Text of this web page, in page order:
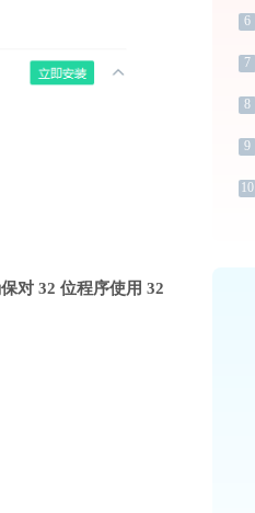
对 32 位程序使用 32
6
7
8
9
10